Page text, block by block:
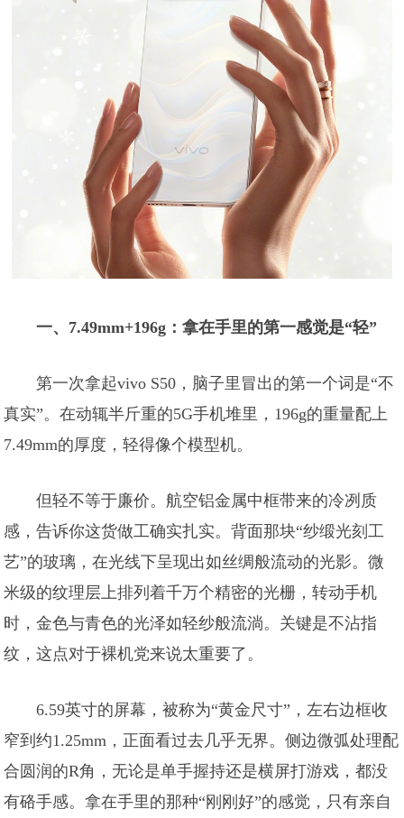
一、7.49mm+196g：拿在手里的第一感觉是“轻”
第一次拿起vivo S50，脑子里冒出的第一个词是“不
真实”。在动辄半斤重的5G手机堆里，196g的重量配上
7.49mm的厚度，轻得像个模型机。
但轻不等于廉价。航空铝金属中框带来的冷冽质
感，告诉你这货做工确实扎实。背面那块“纱缎光刻工
艺”的玻璃，在光线下呈现出如丝绸般流动的光影。微
米级的纹理层上排列着千万个精密的光栅，转动手机
时，金色与青色的光泽如轻纱般流淌。关键是不沾指
纹，这点对于裸机党来说太重要了。
6.59英寸的屏幕，被称为“黄金尺寸”，左右边框收
窄到约1.25mm，正面看过去几乎无界。侧边微弧处理配
合圆润的R角，无论是单手握持还是横屏打游戏，都没
有硌手感。拿在手里的那种“刚刚好”的感觉，只有亲自